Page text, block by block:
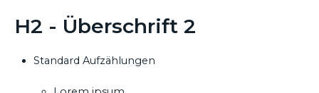
H2 - Überschrift 2
Standard Aufzählungen